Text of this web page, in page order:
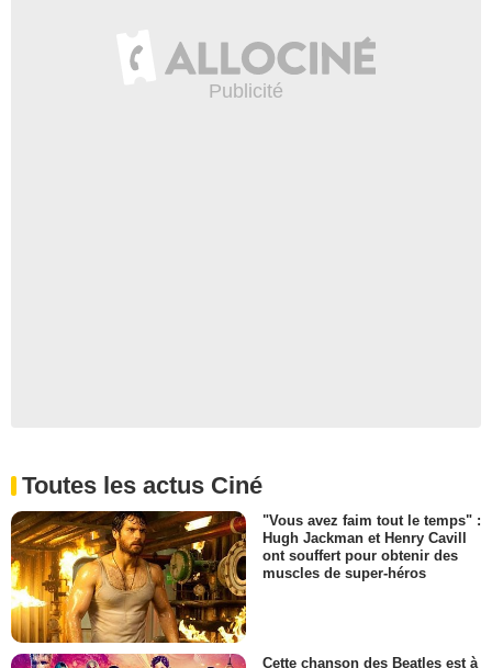
Toutes les actus Ciné
"Vous avez faim tout le temps" :
Hugh Jackman et Henry Cavill
ont souffert pour obtenir des
muscles de super-héros
Cette chanson des Beatles est à